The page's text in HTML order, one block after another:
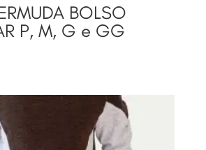
BOLSO
P, M, G e GG